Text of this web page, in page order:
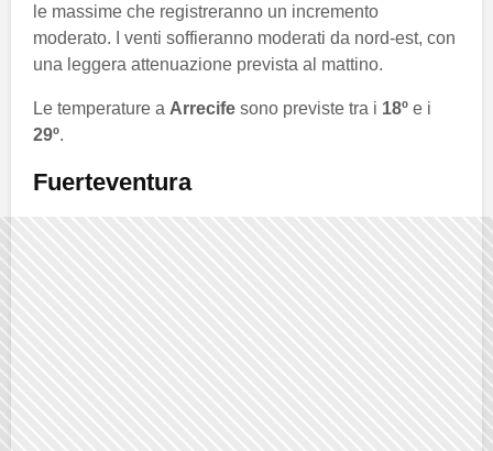
le massime che registreranno un incremento
moderato. I venti soffieranno moderati da nord-est, con
una leggera attenuazione prevista al mattino.
Le temperature a Arrecife sono previste tra i 18º e i
29º.
Fuerteventura